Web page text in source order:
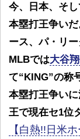
今、日本、そ
本塁打王争い
ース、パ・リ
MLBでは大谷
て“KING”の称
本塁打王争い
王で現在セ1位
【白熱!!日米